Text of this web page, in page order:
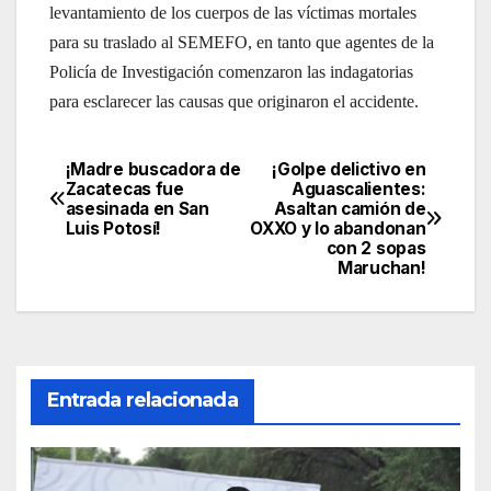
levantamiento de los cuerpos de las víctimas mortales
para su traslado al SEMEFO, en tanto que agentes de la
Policía de Investigación comenzaron las indagatorias
para esclarecer las causas que originaron el accidente.
Navegación
de
¡Golpe delictivo en
Aguascalientes:
Asaltan camión de
OXXO y lo abandonan
con 2 sopas
Maruchan!
¡Madre buscadora de
Zacatecas fue
asesinada en San
Luis Potosí!
Entrada relacionada